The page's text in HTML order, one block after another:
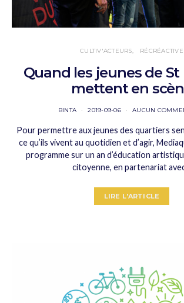
CULTIV'ACTEURS RÉCRÉACTIVE
Quand les jeunes de St
mettent en
BINTA 2019-09-06 AUCUN
Pour permettre aux jeunes des quartiers
ce qu’ils vivent au quotidien et d’agir,
programme sur un an d’éducation
citoyenne, en partenariat
LIRE L'ARTICLE